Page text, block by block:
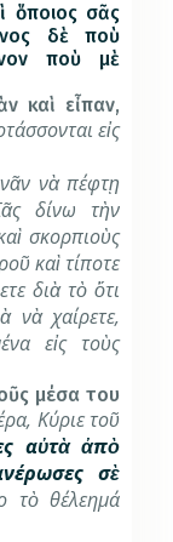
ὅποιος σᾶς
δὲ ποὺ
ποὺ μὲ
καὶ εἶπαν,
εἰς
νὰ πέφτῃ
δίνω τὴν
σκορπιοὺς
καὶ τίποτε
διὰ τὸ ὅτι
νὰ χαίρετε,
εἰς τοὺς
μέσα του
Κύριε τοῦ
αὐτὰ ἀπὸ
σὲ
τὸ θέλεημά